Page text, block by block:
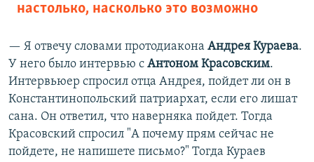
настолько, насколько это возможно
— Я отвечу словами протодиакона Андрея Кураева.
У него было интервью с Антоном Красовским.
Интервьюер спросил отца Андрея, пойдет ли он в
Константинопольский патриархат, если его лишат
сана. Он ответил, что наверняка пойдет. Тогда
Красовский спросил "А почему прям сейчас не
пойдете, не напишете письмо?" Тогда Кураев